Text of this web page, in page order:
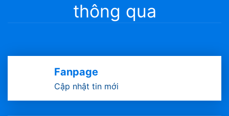
thông qua
Fanpage
Cập nhật tin mới